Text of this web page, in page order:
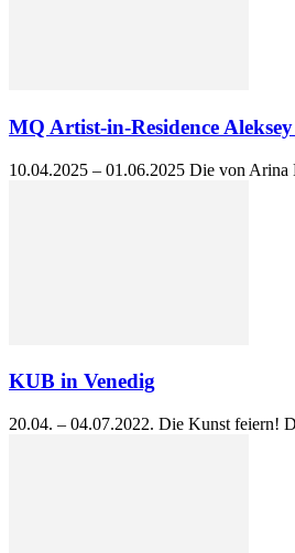
MQ Artist-in-Residence
10.04.2025 – 01.06.2025 Die von Arina
KUB in Venedig
20.04. – 04.07.2022. Die Kunst feiern!